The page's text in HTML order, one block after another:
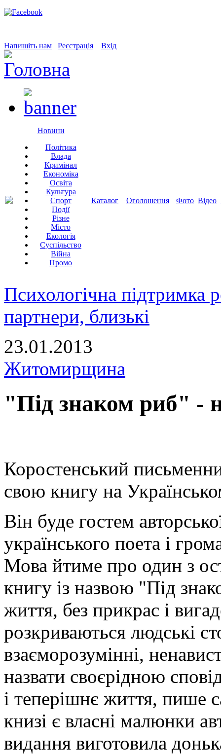
Напишіть нам Реєстрація Вхід
Новини
Політика
Влада
Кримінал
Економіка
Освіта
Культура
Спорт
Події
Різне
Місто
Екологія
Суспільство
Війна
Промо
Каталог Оголошення Фото Відео
Психологічна підтримка
партнери, близькі
23.01.2013
Житомирщина
"Під знаком риб" -
Коростенський
свою книгу на
Він буде гостем
українського поета і
Мова йтиме про один з
книгу із назвою "Під
життя, без прикрас і
розкриваються людські
взаєморозумінні,
назвати своєрідною
і теперішнє життя, пише
книзі є власні малюнки
видання виготовила